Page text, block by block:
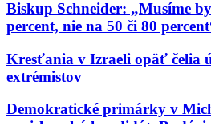
Biskup Schneider: „Musíme
percent, nie na 50 či 80
Kresťania v Izraeli opäť čelia
extrémistov
Demokratické primárky v
proislamský kandidát. Budúci